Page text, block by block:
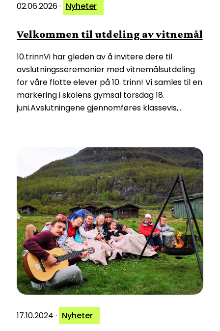
02.06.2026· Nyheter
Velkommen til utdeling av vitnemål
10.trinnVi har gleden av å invitere dere til
avslutningsseremonier med vitnemålsutdeling
for våre flotte elever på 10. trinn! Vi samles til en
markering i skolens gymsal torsdag 18.
juni.Avslutningene gjennomføres klassevis,…
17.10.2024 · Nyheter